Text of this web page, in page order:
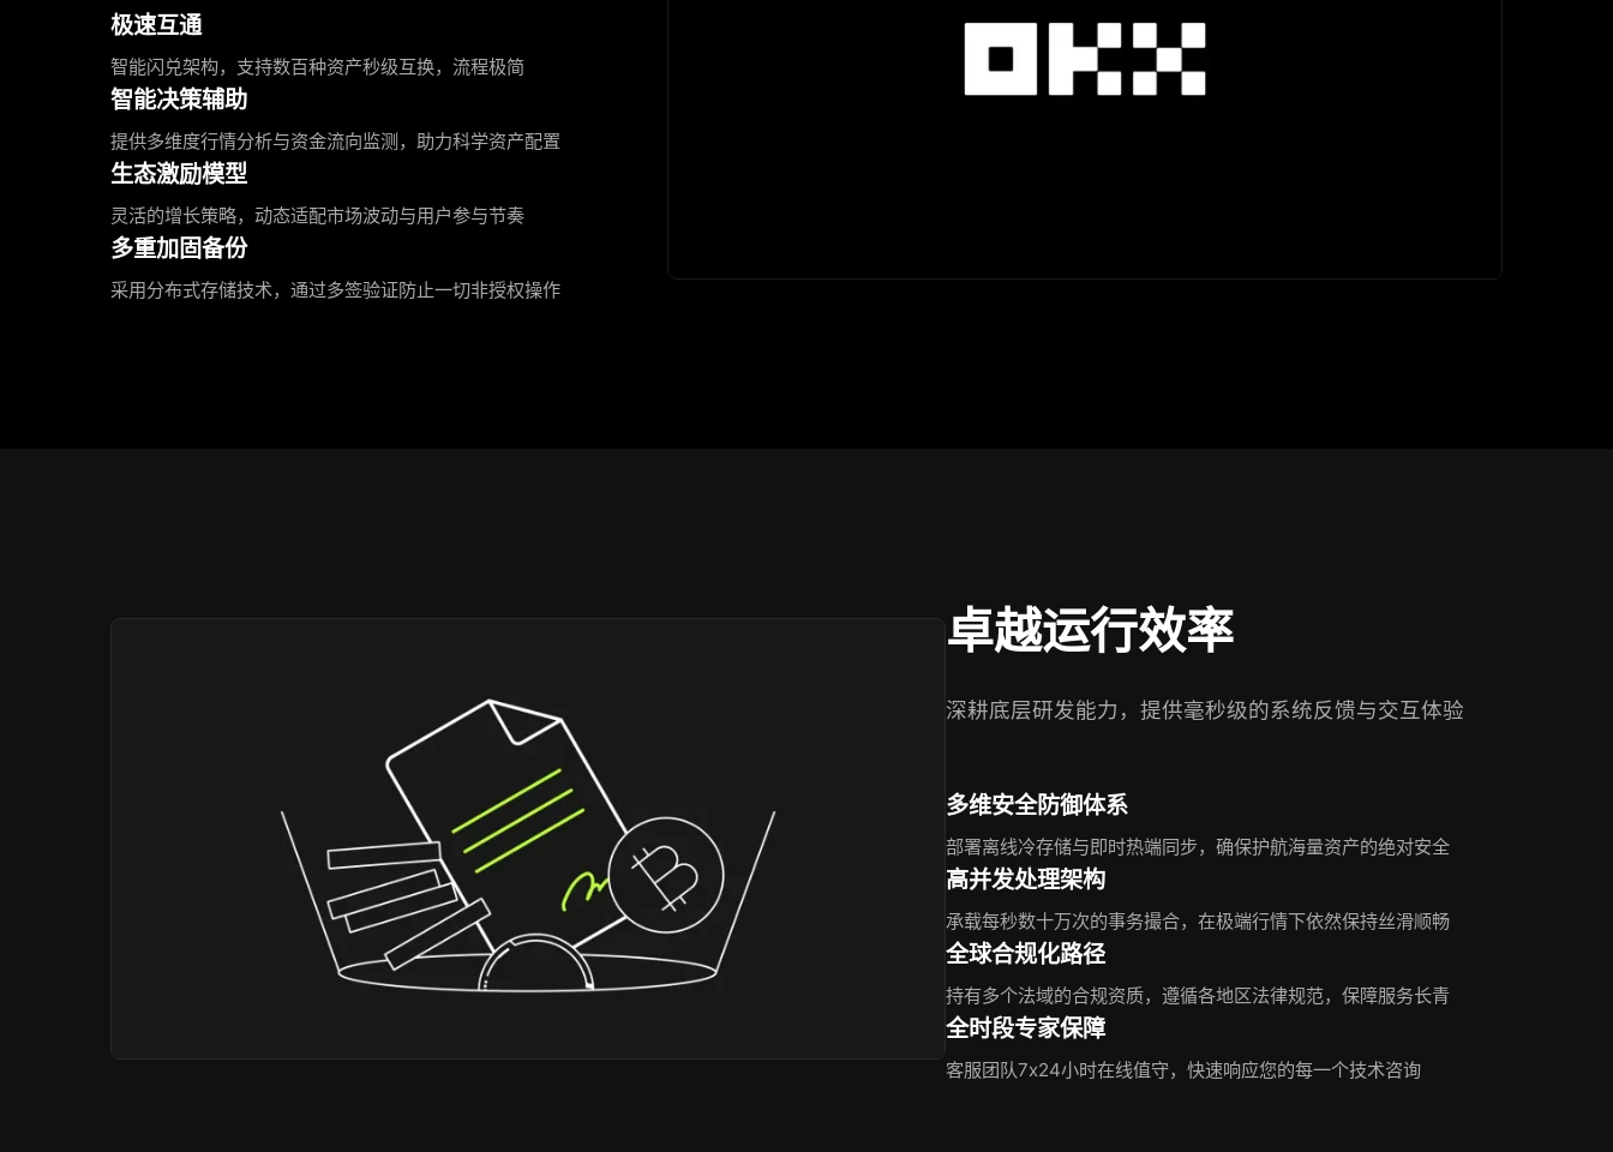
极速互通
智能闪兑架构，支持数百种资产秒级互换，流程极简
智能决策辅助
提供多维度行情分析与资金流向监测，助力科学资产配置
生态激励模型
灵活的增长策略，动态适配市场波动与用户参与节奏
多重加固备份
采用分布式存储技术，通过多签验证防止一切非授权操作
卓越运行效率
深耕底层研发能力，提供毫秒级的系统反馈与交互体验
多维安全防御体系
部署离线冷存储与即时热端同步，确保护航海量资产的绝对安全
高并发处理架构
承载每秒数十万次的事务撮合，在极端行情下依然保持丝滑顺畅
全球合规化路径
持有多个法域的合规资质，遵循各地区法律规范，保障服务长青
全时段专家保障
客服团队7x24小时在线值守，快速响应您的每一个技术咨询